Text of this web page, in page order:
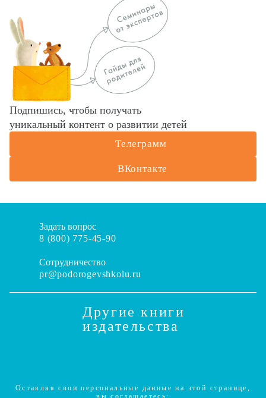
Подпишись, чтобы получать
уникальный контент о развитии детей
Телеграмм
ВКонтакте
Задать вопрос
8 (800) 775-45-90
Сотрудничество
pr@podorogevshkolu.ru
Другие книги
издательства
Оставляя свои персональные данные на этой странице,